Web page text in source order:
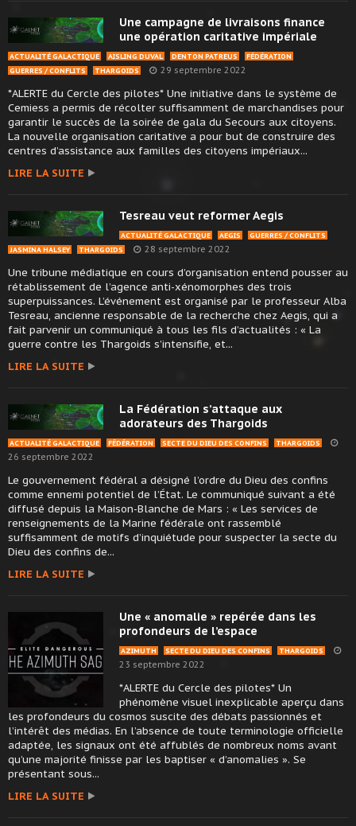
Une campagne de livraisons finance
une opération caritative impériale
ACTUALITÉ GALACTIQUE AISLING DUVAL DENTON PATREUS
FÉDÉRATION
GUERRES / CONFLITS
THARGOIDS 29 septembre 2022
*ALERTE du Cercle des pilotes* Une initiative dans le système de
Cemiess a permis de récolter suffisamment de marchandises pour
garantir le succès de la soirée de gala du Secours aux citoyens.
La nouvelle organisation caritative a pour but de construire des
centres d’assistance aux familles des citoyens impériaux...
LIRE LA SUITE
Tesreau veut reformer Aegis
ACTUALITÉ GALACTIQUE AEGIS
GUERRES / CONFLITS
JASMINA HALSEY
THARGOIDS 28 septembre 2022
Une tribune médiatique en cours d’organisation entend pousser au
rétablissement de l’agence anti-xénomorphes des trois
superpuissances. L’événement est organisé par le professeur Alba
Tesreau, ancienne responsable de la recherche chez Aegis, qui a
fait parvenir un communiqué à tous les fils d’actualités : « La
guerre contre les Thargoids s’intensifie, et...
LIRE LA SUITE
La Fédération s’attaque aux
adorateurs des Thargoids
ACTUALITÉ GALACTIQUE FÉDÉRATION SECTE DU DIEU DES CONFINS THARGOIDS
26 septembre 2022
Le gouvernement fédéral a désigné l’ordre du Dieu des confins
comme ennemi potentiel de l’État. Le communiqué suivant a été
diffusé depuis la Maison-Blanche de Mars : « Les services de
renseignements de la Marine fédérale ont rassemblé
suffisamment de motifs d’inquiétude pour suspecter la secte du
Dieu des confins de...
LIRE LA SUITE
Une « anomalie » repérée dans les
profondeurs de l’espace
AZIMUTH SECTE DU DIEU DES CONFINS THARGOIDS
23 septembre 2022
*ALERTE du Cercle des pilotes* Un
phénomène visuel inexplicable aperçu dans
les profondeurs du cosmos suscite des débats passionnés et
l’intérêt des médias. En l’absence de toute terminologie officielle
adaptée, les signaux ont été affublés de nombreux noms avant
qu’une majorité finisse par les baptiser « d’anomalies ». Se
présentant sous...
LIRE LA SUITE